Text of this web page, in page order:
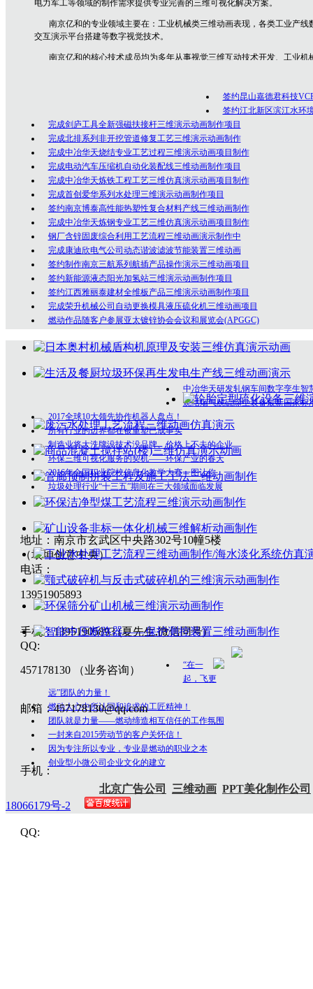
电力军工等领域的制作需求提供专业完善的三维可视化解决方案。
南京亿和的专业领域主要在： 工业机械类三维动画表现，各类工业产线
交互演示平台搭建等数字视觉技术。
南京亿和的核心技术成员均为多年从事视觉三维互动技术开发、工业
公司坚持以创意为核心的客户服务价值，秉承以专业技术为先导，以诚
签约昆山嘉德君科技
签约江北新区滨江水环
完成剑庐工具全新强磁扶接杆三维演示动画制作项目
完成北排系列非开挖管道修复工艺三维演示动画制作
完成中冶华天烧结专业工艺过程三维演示动画项目制作
完成电动汽车压缩机自动化装配线三维动画制作项目
完成中冶华天炼铁工程工艺三维仿真演示动画项目制作
完成首创爱华系列水处理三维演示动画制作项目
签约南京博泰高性能热塑性复合材料产线三维动画制作
完成中冶华天炼钢专业工艺三维仿真演示动画项目制作
钢厂含锌固废综合利用工艺流程三维动画演示制作中
完成康迪欣电气公司动态谐波滤波节能装置三维动画
签约制作南京三航系列航插产品操作演示三维动画项目
签约新能源液态阳光加氢站三维演示动画制作项目
签约江西雅丽泰建材全维板产品三维演示动画制作项目
完成荣升机械公司自动更换模具液压硫化机三维动画项目
燃动作品随客户参展亚太镀锌协会会议和展览会(APGGC)
中冶华天研发轧钢车间数字孪生智
烧结烟气脱硫除尘装备最新国家标
2017全球10大领先协作机器人盘点！
所有行业的边界都在被重塑已成事实
制造业将大洗牌没技术没品牌、价格上不去的企业
环保三维可视化服务的契机——环保产业的春天
2016年全国职业院校信息化教学大赛一图让你
垃圾处理行业“十三五”期间在三大领域面临发展
地址：南京市玄武区中央路302号10幢5楼
（垠坤创意中央）
电话：
13951905893
手机：13951905893 (夏先生,微信同号)
QQ:
457178130 （业务咨询）
邮箱：457178130@qq.com
手机：
QQ:
“在一
起，飞更
远”团队的力量！
燃动人心中所认同和追求的工匠精神！
团队就是力量——燃动缔造相互信任的工作氛围
一封来自2015劳动节的客户关怀信！
因为专注所以专业，专业是燃动的职业之本
创业型小微公司企业文化的建立
北京广告公司 三维动画 PPT美化制作公司
18066179号-2